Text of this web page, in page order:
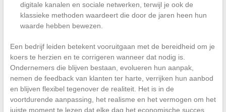
digitale kanalen en sociale netwerken, terwijl je ook de
klassieke methoden waardeert die door de jaren heen hun
waarde hebben bewezen.
Een bedrijf leiden betekent vooruitgaan met de bereidheid om je
koers te herzien en te corrigeren wanneer dat nodig is.
Ondernemers die blijven bestaan, evolueren hun aanpak,
nemen de feedback van klanten ter harte, verrijken hun aanbod
en blijven flexibel tegenover de realiteit. Het is in de
voortdurende aanpassing, het realisme en het vermogen om het
juiste moment te lezen dat elke dag het economische succes